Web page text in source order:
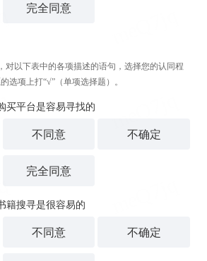
完全同意
对以下表中的各项描述的语句，选择您的认同程
选项上打“√”（单项选择题）。
买平台是容易寻找的
不同意 不确定
完全同意
籍搜寻是很容易的
不同意 不确定